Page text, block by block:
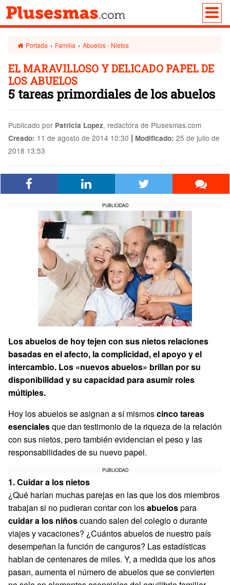
Portada › Familia › Abuelos - Nietos
EL MARAVILLOSO Y DELICADO PAPEL DE
LOS ABUELOS
5 tareas primordiales de los abuelos
Publicado por Patricia Lopez, redactora de Plusesmas.com
Creado: 11 de agosto de 2014 10:30 | Modificado: 25 de julio de
2018 13:53
PUBLICIDAD
Los abuelos de hoy tejen con sus nietos relaciones
basadas en el afecto, la complicidad, el apoyo y el
intercambio. Los «nuevos abuelos» brillan por su
disponibilidad y su capacidad para asumir roles
múltiples.
Hoy los abuelos se asignan a sí mismoscinco tareas
esencialesque dan testimonio de la riqueza de la relación
con sus nietos, pero también evidencian el peso y las
responsabilidades de su nuevo papel.
PUBLICIDAD
1. Cuidar a los nietos
¿Qué harían muchas parejas en las que los dos miembros
trabajan si no pudieran contar con losabuelospara
cuidar a los niñoscuando salen del colegio o durante
viajes y vacaciones? ¿Cuántos abuelos de nuestro país
desempeñan la función de canguros? Las estadísticas
hablan de centenares de miles. Y, a medida que los años
pasan, aumenta el número de abuelos que se convierten